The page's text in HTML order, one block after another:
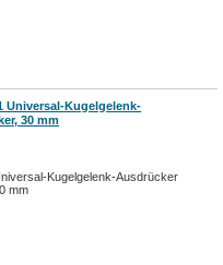
Universal-Kugelgelenk-
30 mm
Kugelgelenk-Ausdrücker
mm